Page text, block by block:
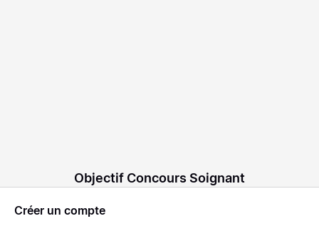
Objectif Concours Soignant
Créer un compte